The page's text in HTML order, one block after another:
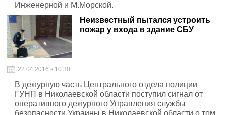
Инженерной и М.Морской.
Неизвестный пытался устроить
пожар у входа в здание СБУ
22.04.2016 в 10:30
В дежурную часть Центрального отдела полиции
ГУНП в Николаевской области поступил сигнал от
оперативного дежурного Управления службы
безопасности Украины в Николаевской области о том,